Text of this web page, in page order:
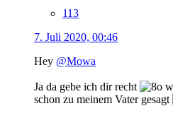
113
7. Juli 2020, 00:46
Hey @Mowa
Ja da gebe ich dir recht
schon zu meinem Vater gesagt